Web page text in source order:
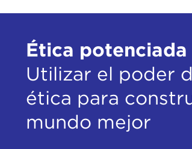
Ética potenciada
Utilizar el poder
ética para
mundo mejor